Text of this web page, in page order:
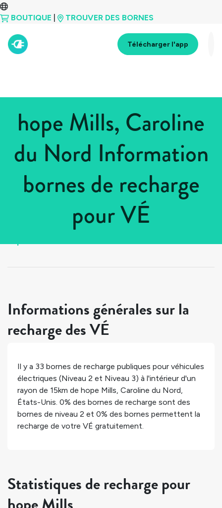
BOUTIQUE TROUVER DES BORNES
Télécharger l'app
hope Mills, Caroline
du Nord Information
bornes de recharge
pour VÉ
États-Unis
Informations générales sur la
recharge des VÉ
Il y a 33 bornes de recharge publiques pour véhicules
électriques (Niveau 2 et Niveau 3) à l'intérieur d'un
rayon de 15km de hope Mills, Caroline du Nord,
États-Unis. 0% des bornes de recharge sont des
bornes de niveau 2 et 0% des bornes permettent la
recharge de votre VÉ gratuitement.
Statistiques de recharge pour